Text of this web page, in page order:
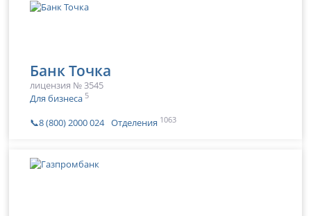
Банк Точка
лицензия № 3545
Для бизнеса 5
📞8 (800) 2000 024 Отделения 1063